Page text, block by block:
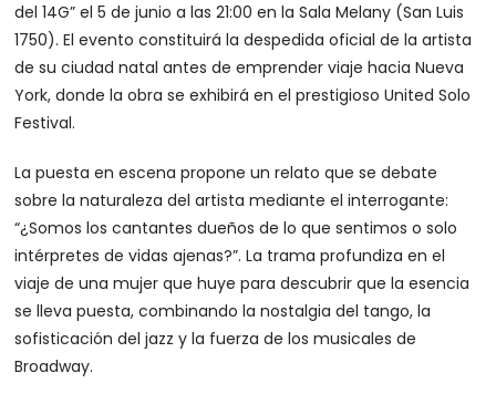
del 14G” el 5 de junio a las 21:00 en la Sala Melany (San Luis
1750). El evento constituirá la despedida oficial de la artista
de su ciudad natal antes de emprender viaje hacia Nueva
York, donde la obra se exhibirá en el prestigioso United Solo
Festival.
La puesta en escena propone un relato que se debate
sobre la naturaleza del artista mediante el interrogante:
“¿Somos los cantantes dueños de lo que sentimos o solo
intérpretes de vidas ajenas?”. La trama profundiza en el
viaje de una mujer que huye para descubrir que la esencia
se lleva puesta, combinando la nostalgia del tango, la
sofisticación del jazz y la fuerza de los musicales de
Broadway.